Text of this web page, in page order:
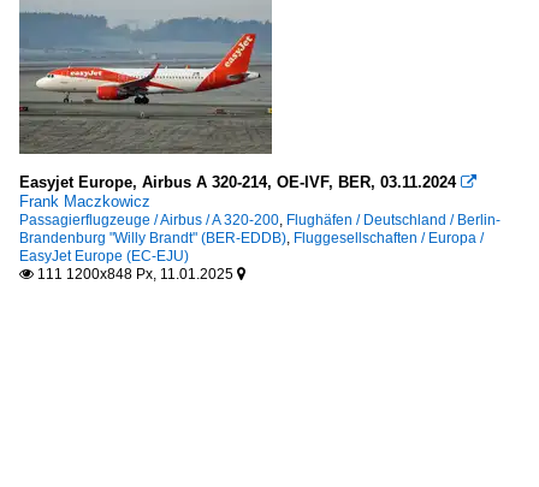
Easyjet Europe, Airbus A 320-214, OE-IVF, BER, 03.11.2024 
Frank Maczkowicz
Passagierflugzeuge / Airbus / A 320-200, Flughäfen / Deutschland / Berlin-
Brandenburg "Willy Brandt" (BER-EDDB), Fluggesellschaften / Europa /
EasyJet Europe (EC-EJU)
 111 1200x848 Px, 11.01.2025 